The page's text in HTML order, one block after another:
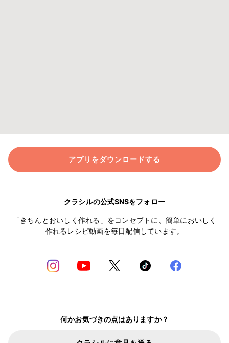
アプリをダウンロードする
クラシルの公式SNSをフォロー
「きちんとおいしく作れる」をコンセプトに、簡単においしく
作れるレシピ動画を毎日配信しています。
何かお気づきの点はありますか？